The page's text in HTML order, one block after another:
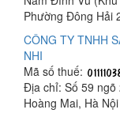
Phường Đông Hải
CÔNG TY TNHH
NHI
Mã số thuế:
Địa chỉ: Số 59 ngõ
Hoàng Mai, Hà Nội